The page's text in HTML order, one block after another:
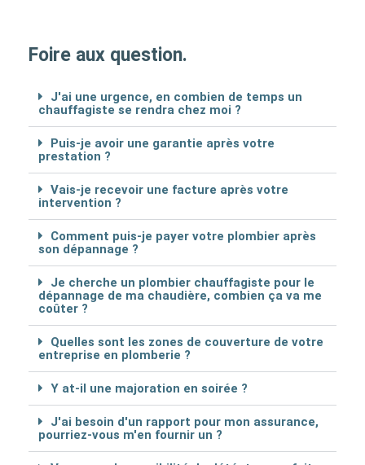
Foire aux question.
J'ai une urgence, en combien de temps un
chauffagiste se rendra chez moi ?
Puis-je avoir une garantie après votre
prestation ?
Vais-je recevoir une facture après votre
intervention ?
Comment puis-je payer votre plombier après
son dépannage ?
Je cherche un plombier chauffagiste pour le
dépannage de ma chaudière, combien ça va me
coûter ?
Quelles sont les zones de couverture de votre
entreprise en plomberie ?
Y at-il une majoration en soirée ?
J'ai besoin d'un rapport pour mon assurance,
pourriez-vous m'en fournir un ?